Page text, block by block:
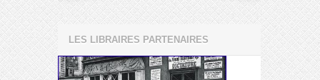
LES LIBRAIRES PARTENAIRES